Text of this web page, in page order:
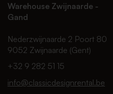
Warehouse Zwijnaarde -
Gand
Nederzwijnaarde 2 Poort 80
9052 Zwijnaarde (Gent)
+32 9 282 51 15
info@classicdesignrental.be